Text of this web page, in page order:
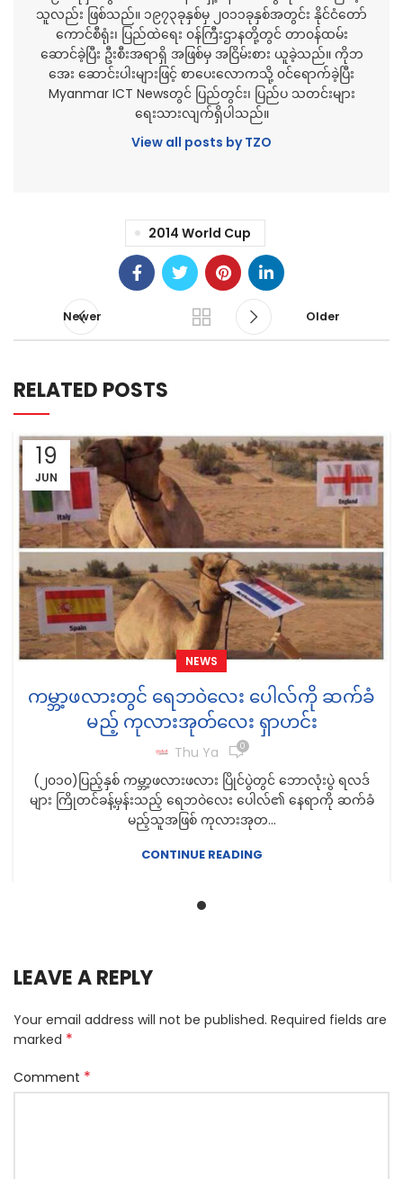
သူလည်း ဖြစ်သည်။ ၁၉၇၃ခုနှစ်မှ ၂၀၁၁ခုနှစ်အတွင်း နိုင်ငံတော်
ကောင်စီရုံး၊ ပြည်ထဲရေး ၀န်ကြီးဌာနတို့တွင် တာ၀န်ထမ်း
ဆောင်ခဲ့ပြီး ဦးစီးအရာရှိ အဖြစ်မှ အငြိမ်းစား ယူခဲ့သည်။ ကိုဘ
အေး ဆောင်းပါးများဖြင့် စာပေးလောကသို့ ၀င်ရောက်ခဲ့ပြီး
Myanmar ICT Newsတွင် ပြည်တွင်း၊ ပြည်ပ သတင်းများ
ရေးသားလျက်ရှိပါသည်။
View all posts by TZO
2014 World Cup
Newer Older
RELATED POSTS
19
JUN
NEWS
ကမ္ဘာ့ဖလားတွင် ရေဘဝဲလေး ပေါလ်ကို ဆက်ခံ
မည့် ကုလားအုတ်လေး ရှာဟင်း
Thu Ya 0
(၂၀၁၀)ပြည့်နှစ် ကမ္ဘာ့ဖလားဖလား ပြိုင်ပွဲတွင် ဘောလုံးပွဲ ရလဒ်
များ ကြိုတင်ခန့်မှန်းသည့် ရေဘဝဲလေး ပေါလ်၏ နေရာကို ဆက်ခံ
မည့်သူအဖြစ် ကုလားအုတ...
CONTINUE READING
LEAVE A REPLY
Your email address will not be published. Required fields are
marked *
Comment *